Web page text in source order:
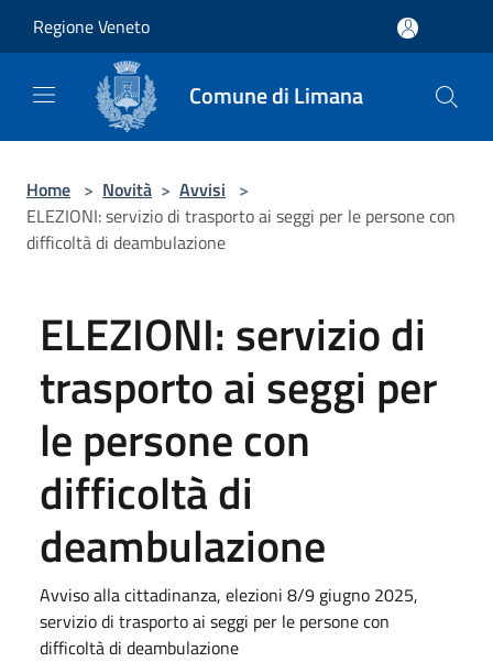
Regione Veneto
Comune di Limana
Home > Novità > Avvisi >
ELEZIONI: servizio di trasporto ai seggi per le persone con
difficoltà di deambulazione
ELEZIONI: servizio di
trasporto ai seggi per
le persone con
difficoltà di
deambulazione
Avviso alla cittadinanza, elezioni 8/9 giugno 2025,
servizio di trasporto ai seggi per le persone con
difficoltà di deambulazione